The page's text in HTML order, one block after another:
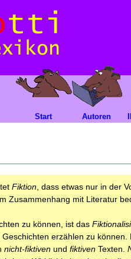
Fiktion , dass etwas nur in der
Zusammenhang mit Literatur
zu können, ist das
erzählen zu
nicht-fiktiven und fiktiven Texten.
Start Autoren